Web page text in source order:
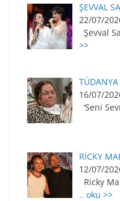
ŞEVVAL
22/07/
Şevval
>>
16/07/
‘Seni
RİCKY
12/07/
Ricky
.. oku >>